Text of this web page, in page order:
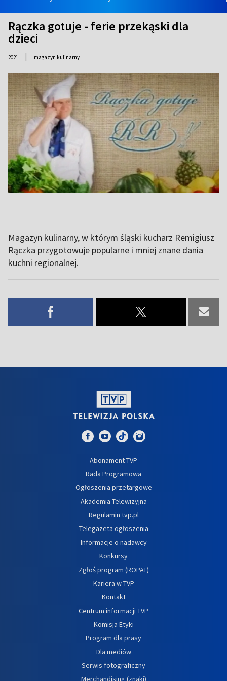
Rączka gotuje - ferie przekąski dla
dzieci
2021 | magazyn kulinarny
.
Magazyn kulinarny, w którym śląski kucharz Remigiusz
Rączka przygotowuje popularne i mniej znane dania
kuchni regionalnej.
Abonament TVP
Rada Programowa
Ogłoszenia przetargowe
Akademia Telewizyjna
Regulamin tvp.pl
Telegazeta ogłoszenia
Informacje o nadawcy
Konkursy
Zgłoś program (ROPAT)
Kariera w TVP
Kontakt
Centrum informacji TVP
Komisja Etyki
Program dla prasy
Dla mediów
Serwis fotograficzny
Merchandising (znaki)